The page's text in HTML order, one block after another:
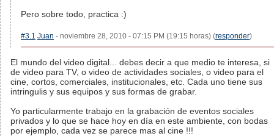
Pero sobre todo, practica :)
#3.1 Juan - noviembre 28, 2010 - 07:15 PM (19:15 horas) (responder)
El mundo del video digital... debes decir a que medio te interesa, si
de video para TV, o video de actividades sociales, o video para el
cine, cortos, comerciales, institucionales, etc. Cada uno tiene sus
intringulis y sus equipos y sus formas de grabar.
Yo particularmente trabajo en la grabación de eventos sociales
privados y lo que se hace hoy en día en este ambiente, con bodas
por ejemplo, cada vez se parece mas al cine !!!